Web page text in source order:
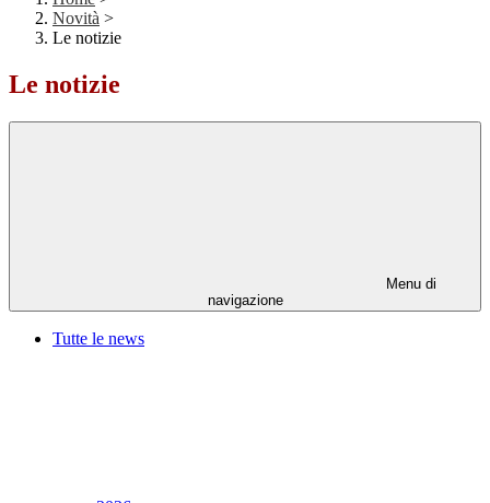
Novità >
Le notizie
Le notizie
Menu di
navigazione
Tutte le news